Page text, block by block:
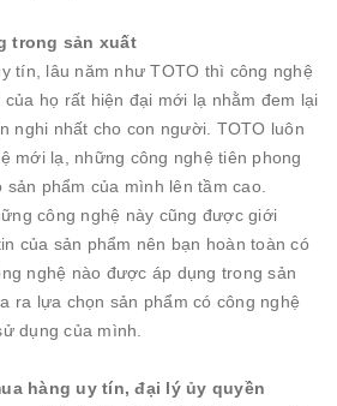
trong sản xuất
tín, lâu năm như TOTO thì công nghệ
họ rất hiện đại mới lạ nhằm đem lại
nghi nhất cho con người. TOTO luôn
mới lạ, những công nghệ tiên phong
sản phẩm của mình lên tầm cao.
công nghệ này cũng được giới
của sản phẩm nên bạn hoàn toàn có
nghệ nào được áp dụng trong sản
ra lựa chọn sản phẩm có công nghệ
dụng của mình.
hàng uy tín, đại lý ủy quyền